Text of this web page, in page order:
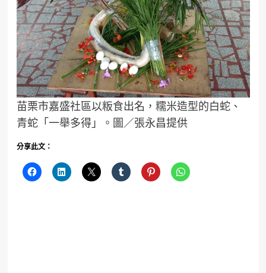
苗栗市嘉盛社區以粄食出名，糯米造型的白蛇、
青蛇「一舉多得」。圖／張永昌提供
分享此文：